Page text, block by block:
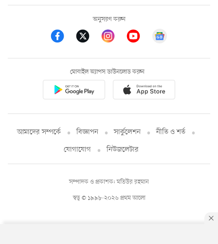
অনুসরণ করুন
মোবাইল অ্যাপস ডাউনলোড করুন
আমাদের সম্পর্কে বিজ্ঞাপন সার্কুলেশন
নীতি ও শর্ত
যোগাযোগ
নিউজলেটার
স্বত্ব © ১৯৯৮-২০২৬ প্রথম আলো
সম্পাদক ও প্রকাশক: মতিউর রহমান